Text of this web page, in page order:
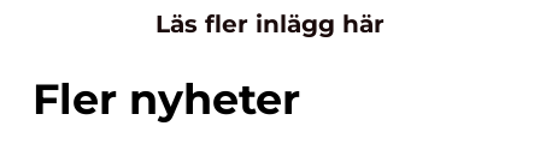
Läs fler inlägg här
Fler nyheter